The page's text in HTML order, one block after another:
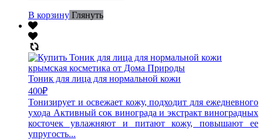
В корзину Глянуть
Тоник для лица для нормальной кожи
400₽
Тонизирует и освежает кожу, подходит для ежедневного
ухода Активный сок винограда и экстракт виноградных
косточек увлажняют и питают кожу, повышают ее
упругость...